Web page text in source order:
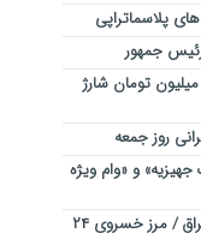
پلاسماتراپی
رئیس جمهور
فوری؛ حساب این معلمان ۵ میلیون تومان شارژ
روز جمعه
جهیزیه» و «وام ویژه
دیدار وحیدی با وزیر کشور عراق / مرز خسروی ۲۴